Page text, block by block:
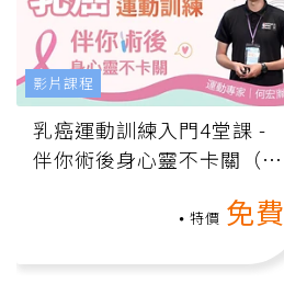
乳癌運動訓練入門4堂課 -
伴你術後身心靈不卡關（線
特價 免費
影片課程